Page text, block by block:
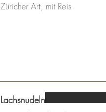
Züricher Art, mit Reis
Lachsnudeln